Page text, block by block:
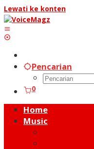
Lewati ke konten
Pencarian
0
Home
Music